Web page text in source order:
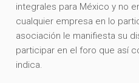
integrales para México y no
cualquier empresa en lo
asociación le manifiesta su
participar en el foro que así
indica.